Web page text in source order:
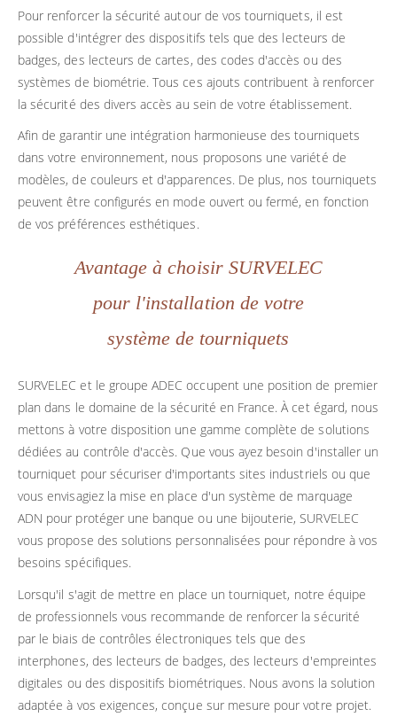
Pour renforcer la sécurité autour de vos tourniquets, il est
possible d'intégrer des dispositifs tels que des lecteurs de
badges, des lecteurs de cartes, des codes d'accès ou des
systèmes de biométrie. Tous ces ajouts contribuent à renforcer
la sécurité des divers accès au sein de votre établissement.
Afin de garantir une intégration harmonieuse des tourniquets
dans votre environnement, nous proposons une variété de
modèles, de couleurs et d'apparences. De plus, nos tourniquets
peuvent être configurés en mode ouvert ou fermé, en fonction
de vos préférences esthétiques.
Avantage à choisir SURVELEC
pour l'installation de votre
système de tourniquets
SURVELEC et le groupe ADEC occupent une position de premier
plan dans le domaine de la sécurité en France. À cet égard, nous
mettons à votre disposition une gamme complète de solutions
dédiées au contrôle d'accès. Que vous ayez besoin d'installer un
tourniquet pour sécuriser d'importants sites industriels ou que
vous envisagiez la mise en place d'un système de marquage
ADN pour protéger une banque ou une bijouterie, SURVELEC
vous propose des solutions personnalisées pour répondre à vos
besoins spécifiques.
Lorsqu'il s'agit de mettre en place un tourniquet, notre équipe
de professionnels vous recommande de renforcer la sécurité
par le biais de contrôles électroniques tels que des
interphones, des lecteurs de badges, des lecteurs d'empreintes
digitales ou des dispositifs biométriques. Nous avons la solution
adaptée à vos exigences, conçue sur mesure pour votre projet.